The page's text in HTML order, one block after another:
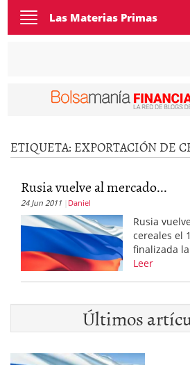
Toggle
navigation
Las Materias Primas
ETIQUETA: EXPORTACIÓN DE
Rusia vuelve al mercado...
24 Jun 2011 Daniel
Rusia
cereales el
finalizada
Leer
Últimos